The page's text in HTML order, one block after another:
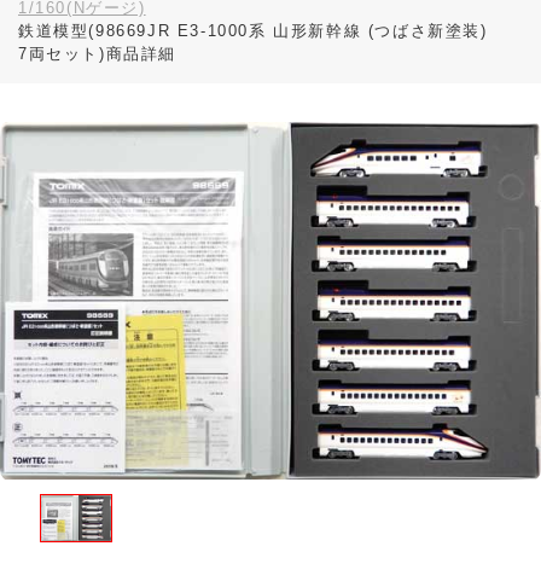
1/160(Nゲージ)
鉄道模型(98669JR E3-1000系 山形新幹線 (つばさ新塗装)
7両セット)商品詳細